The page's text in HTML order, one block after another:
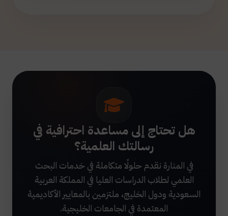
هل تحتاج إلى مساعدة احترافية في
رسالتك العلمية؟
في المنارة نقدم حلولًا متكاملة في خدمات البحث
العلمي لطلاب الدراسات العليا في المملكة العربية
السعودية ودول الخليج، ملتزمين بالمعايير الأكاديمية
المعتمدة في الجامعات الخليجية.